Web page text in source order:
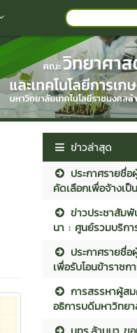
ข่าวล่าสุด
ประกาศรายชื่
คัดเลือกเพื่อจ้างเป็
ข่าวประชาสัม
นา : ศูนย์รวมบริกา
ประกาศรายชื่อ
เพื่อรับโอนข้าราชก
การสรรหาผู้ส
อธิการบดีมหาวิทยา